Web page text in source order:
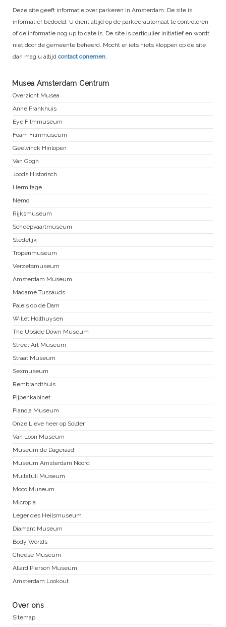
Deze site geeft informatie over parkeren in Amsterdam. De site is
informatief bedoeld. U dient altijd op de parkeerautomaat te controleren
of de informatie nog up to date is. De site is particulier initiatief en wordt
niet door de gemeente beheerd. Mocht er iets niets kloppen op de site
dan mag u altijd contact opnemen
Musea Amsterdam Centrum
Overzicht Musea
Anne Frankhuis
Eye Filmmuseum
Foam Filmmuseum
Geelvinck Hinlopen
Van Gogh
Joods Historisch
Hermitage
Nemo
Rijksmuseum
Scheepvaartmuseum
Stedelijk
Tropenmuseum
Verzetsmuseum
Amsterdam Museum
Madame Tussauds
Paleis op de Dam
Willet Holthuysen
The Upside Down Museum
Street Art Museum
Straat Museum
Sexmuseum
Rembrandthuis
Pijpenkabinet
Pianola Museum
Onze Lieve heer op Solder
Van Loon Museum
Museum de Dageraad
Museum Amsterdam Noord
Multatuli Museum
Moco Museum
Micropia
Leger des Heilsmuseum
Diamant Museum
Body Worlds
Cheese Museum
Allard Pierson Museum
Amsterdam Lookout
Over ons
Sitemap